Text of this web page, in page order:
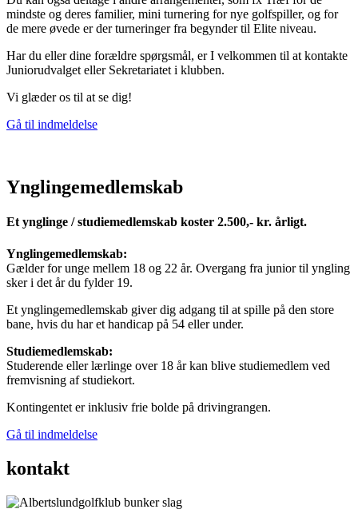
mindste og deres familier, mini turnering for nye golfspiller, og for
de mere øvede er der turneringer fra begynder til Elite niveau.
Har du eller dine forældre spørgsmål, er I velkommen til at kontakte
Juniorudvalget eller Sekretariatet i klubben.
Vi glæder os til at se dig!
Gå til indmeldelse
Ynglingemedlemskab
Et ynglinge / studiemedlemskab koster 2.500,- kr. årligt.
Ynglingemedlemskab:
Gælder for unge mellem 18 og 22 år. Overgang fra junior til yngling
sker i det år du fylder 19.
Et ynglingemedlemskab giver dig adgang til at spille på den store
bane, hvis du har et handicap på 54 eller under.
Studiemedlemskab:
Studerende eller lærlinge over 18 år kan blive studiemedlem ved
fremvisning af studiekort.
Kontingentet er inklusiv frie bolde på drivingrangen.
Gå til indmeldelse
kontakt